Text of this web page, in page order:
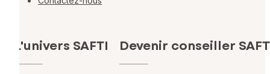
L'univers SAFTI Devenir conseiller